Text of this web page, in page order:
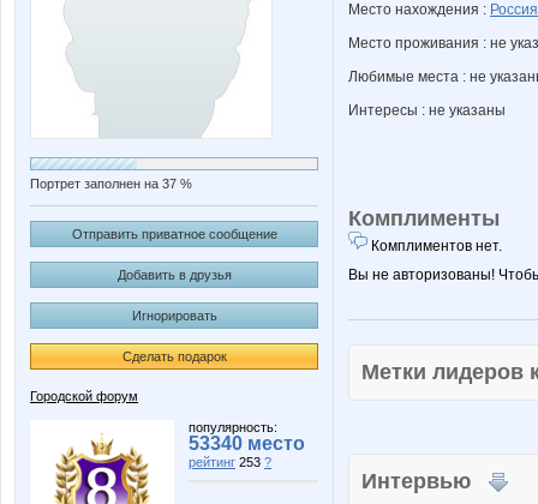
Портрет заполнен на 37 %
Отправить приватное сообщение
Добавить в друзья
Игнорировать
Сделать подарок
Городской форум
популярность:
53340 место
рейтинг 253 ?
Место нахождения : Россия
Место проживания : не
Любимые места : не
Интересы : не указаны
Комплименты
Комплиментов нет.
Вы не авторизованы!
Метки
Интервью